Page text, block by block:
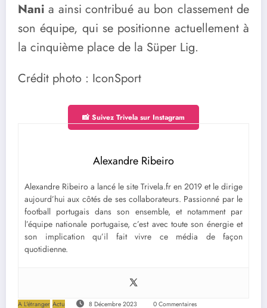
Nani a ainsi contribué au bon classement de
son équipe, qui se positionne actuellement à
la cinquième place de la Süper Lig.
Crédit photo : IconSport
📸 Suivez Trivela sur Instagram
Alexandre Ribeiro
Alexandre Ribeiro a lancé le site Trivela.fr en 2019 et le dirige
aujourd’hui aux côtés de ses collaborateurs. Passionné par le
football portugais dans son ensemble, et notamment par
l’équipe nationale portugaise, c’est avec toute son énergie et
son implication qu’il fait vivre ce média de façon
quotidienne.
A L'étranger Actu 8 Décembre 2023 0 Commentaires